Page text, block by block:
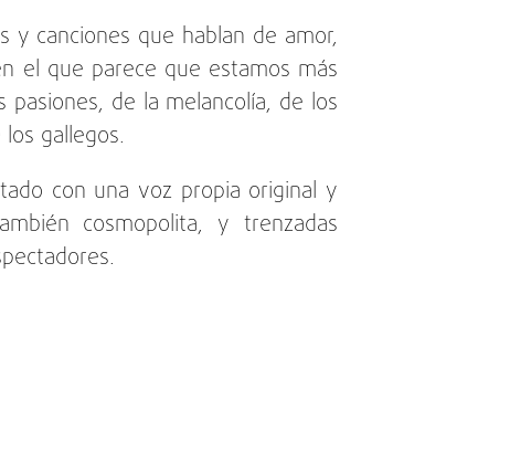
y canciones que hablan de amor,
el que parece que estamos más
de la melancolía, de los
gallegos.
con una voz propia original y
cosmopolita, y trenzadas